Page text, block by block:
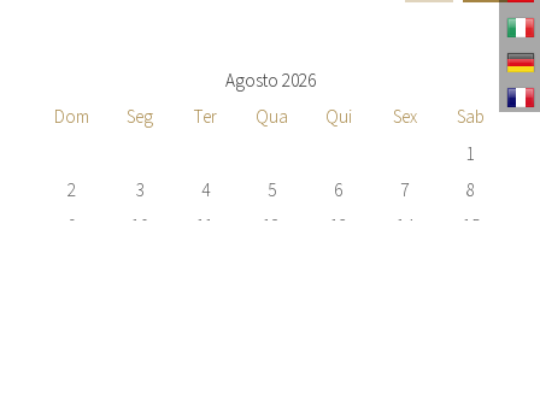
Agosto 2026
Dom
Seg Ter Qua Qui Sex
Sab
1
2
3 4 5 6 7
8
9
10 11 12 13 14
15